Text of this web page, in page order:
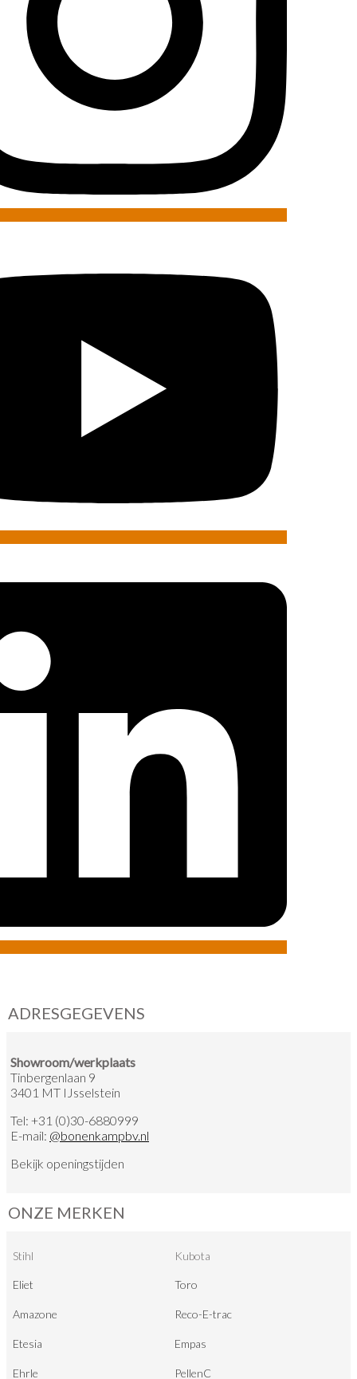
ADRESGEGEVENS
Showroom/werkplaats
Tinbergenlaan 9
3401 MT IJsselstein
Tel: +31 (0)30-6880999
E-mail: @bonenkampbv.nl
Bekijk openingstijden
ONZE MERKEN
Stihl Kubota
Eliet Toro
Amazone Reco-E-trac
Etesia Empas
Ehrle PellenC